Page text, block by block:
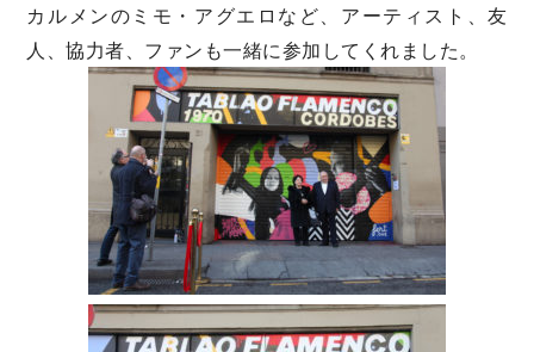
カルメンのミモ・アグエロなど、アーティスト、友
人、協力者、ファンも一緒に参加してくれました。